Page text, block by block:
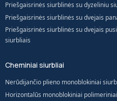
Priešgaisrinės siurblinės su dyzeliniu
Priešgaisrinės siurblinės su dvejais
Priešgaisrinės siurblinės su dvejais
siurbliais
Cheminiai siurbliai
Nerūdijančio plieno monoblokiniai
Horizontalūs monoblokiniai